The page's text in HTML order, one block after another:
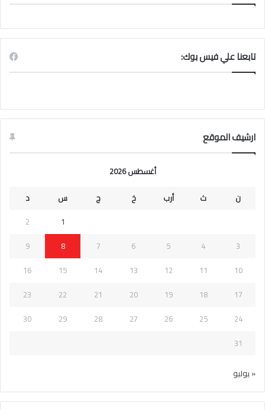
تابعنا علي فيس بوك:
ارشيف الموقع
أغسطس 2026
ن
ث أرب خ ج س
د
1
2
3
4
5
6
7
8
9
10
11
12
13
14
15
16
17
18
19
20
21
22
23
24
25
26
27
28
29
30
31
« يوليو